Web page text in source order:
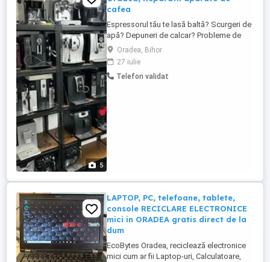
5
cafea
Espressorul tău te lasă baltă? Scurgeri de
apă? Depuneri de calcar? Probleme de
presiune? Afișaj defect sau sistem de
spumare cu erori? Nu-ți face griji suntem
aici! La Ilovecoffee, intervenim rapid și
oferim soluții durabile pentru orice model.
Oradea, Bihor
27 iulie
Telefon validat
LAPTOP, PC, telefoane, tablete,
console RECICLARE ELECTRONICE
mici in ORADEA gratis direct de la
dum
EcoBytes Oradea, reciclează electronice
mici cum ar fii Laptop-uri, Calculatoare,